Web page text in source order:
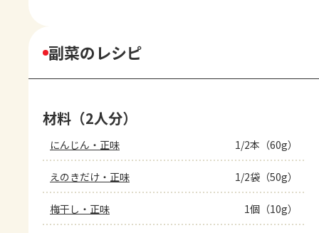
副菜のレシピ
材料（2人分）
にんじん・正味 1/2本（60g）
えのきだけ・正味 1/2袋（50g）
梅干し・正味 1個（10g）